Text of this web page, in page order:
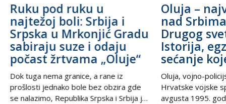
Ruku pod ruku u
najtežoj boli: Srbija i
Srpska u Mrkonjić Gradu
sabiraju suze i odaju
počast žrtvama „Oluje“
Dok tuga nema granice, a rane iz
prošlosti jednako bole bez obzira gde
se nalazimo, Republika Srpska i Srbija još
Oluja –
nad
Drugog
Istorija,
sećanje
Oluja, vojno-
Hrvatske vojske
avgusta 1995.